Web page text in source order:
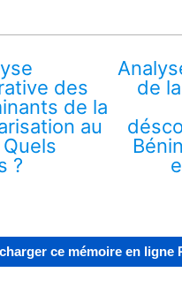
des
de la
au
?
de
ce mémoire en ligne